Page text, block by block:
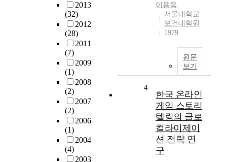
2013
(32)
2012
(28)
2011
(7)
2009
(1)
2008
(2)
2007
(2)
2006
(1)
2004
(4)
2003
이용욱
서울대학교
보건대학원
1979
원문
보기
4
한국 온라인
게임 스토리
텔링의 글로
컬라이제이
션 전략 연
구